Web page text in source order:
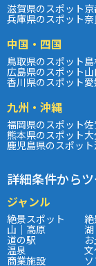
滋賀県のスポット
兵庫県のスポット
中国・四国
鳥取県のスポット
広島県のスポット
香川県のスポット
九州・沖縄
福岡県のスポット
熊本県のスポット
鹿児島県のスポット
詳細条件から
ジャンル
絶景スポット 絶
山｜高原
道の駅
温泉
商業施設